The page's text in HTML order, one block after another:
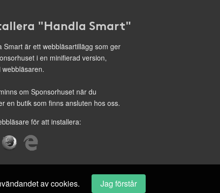
"Handla Smart"
Smart är ett webbläsartillägg som ger
i en minifierad version,
webbläsaren.
om Sponsorhuset när du
en butik som finns ansluten hos oss.
för att installera:
av cookies. Jag förstår